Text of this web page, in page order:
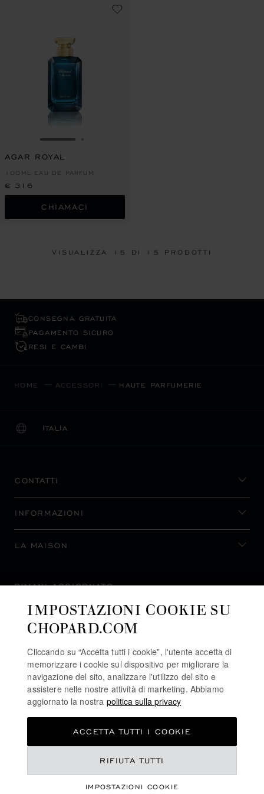
VAI ALLA SLIDE 1
AGAR ROYAL
100ML EAU DE PARFUM
€ 316
CHIAMACI
VISUALIZZA 15 DI 15 PRODOTTI
CONSEGNA GRATUITA
PAGAMENTO SICURO
RESI E CAMBI
HOME ACCESSORI HAUTE PARFUMERIE
ITALIA
LOCALIZZAZIONE (CAMBIA PAESE)
CAMBIA PAESE
CONTATTI
INFORMAZIONI
LA MAISON
RIMANI AGGIORNATO
POLITICA SUI COOKIE
IMPOSTAZIONI COOKIE SU
CHOPARD.COM
Cliccando su “Accetta tutti i cookie”, l'utente accetta di
memorizzare i cookie sul dispositivo per migliorare la
navigazione del sito, analizzare l'utilizzo del sito e
assistere nelle nostre attività di marketing. Abbiamo
aggiornato la nostra politica sulla privacy
IMPOSTAZIONI COOKIE
RIFIUTA TUTTI
ACCETTA TUTTI I COOKIE